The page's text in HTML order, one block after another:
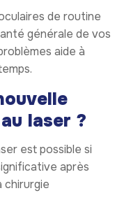
de routine
générale de vos
aide à
laser ?
est possible si
après
chirurgie